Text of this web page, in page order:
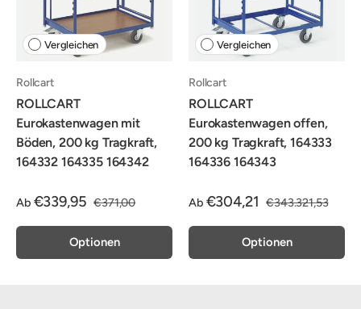
Vergleichen
Rollcart
ROLLCART
Eurokastenwagen mit
Böden, 200 kg Tragkraft,
164332 164335 164342
Ab €339,95 €371,00
Optionen
Vergleichen
Rollcart
ROLLCART
Eurokastenwagen offen,
200 kg Tragkraft, 164333
164336 164343
Ab €304,21 €343.321,53
Optionen